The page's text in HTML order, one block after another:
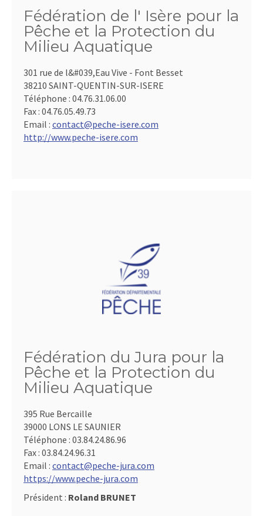
Fédération de l' Isère pour la
Pêche et la Protection du
Milieu Aquatique
301 rue de l&#039,Eau Vive - Font Besset
38210 SAINT-QUENTIN-SUR-ISERE
Téléphone : 04.76.31.06.00
Fax : 04.76.05.49.73
Email : contact@peche-isere.com
http://www.peche-isere.com
Fédération du Jura pour la
Pêche et la Protection du
Milieu Aquatique
395 Rue Bercaille
39000 LONS LE SAUNIER
Téléphone : 03.84.24.86.96
Fax : 03.84.24.96.31
Email : contact@peche-jura.com
https://www.peche-jura.com
Président : Roland BRUNET